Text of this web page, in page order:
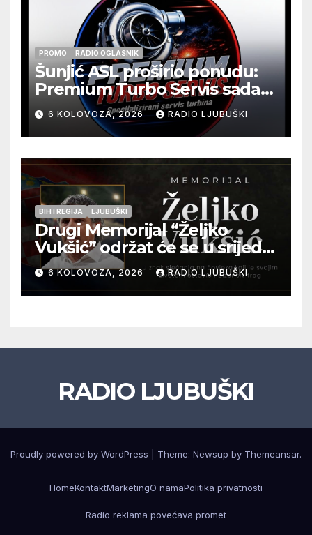
PROMO RADIO OGLASNIK
Šunjić ASL proširio ponudu:
Premium Turbo Servis sada
na jednoj adresi u Ljubuškom
6 KOLOVOZA, 2026 RADIO LJUBUŠKI
BIH I REGIJA LJUBUŠKI
Drugi Memorijal “Željko
Vukšić” održat će se u srijedu
12. kolovoza u Otoku
6 KOLOVOZA, 2026 RADIO LJUBUŠKI
RADIO LJUBUŠKI
Proudly powered by WordPress Theme: Newsup by Themeansar.
HomeKontaktMarketingO namaPolitika privatnosti
Radio reklama povećava promet